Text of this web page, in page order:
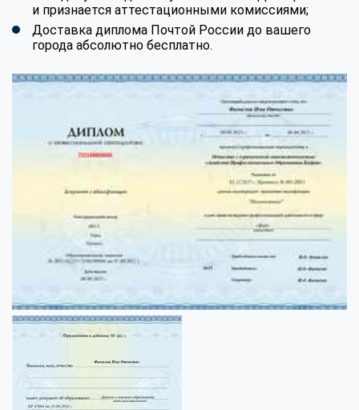
и признается аттестационными комиссиями;
Доставка диплома Почтой России до вашего
города абсолютно бесплатно.